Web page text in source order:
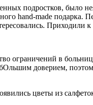
подростков,
hand-made
Приходили к
ограничений в
доверием,
цветы из